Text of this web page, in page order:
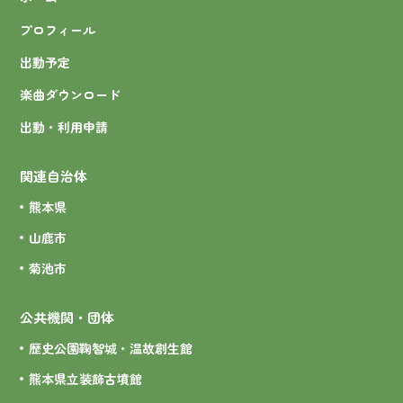
プロフィール
出動予定
楽曲ダウンロード
出動・利用申請
関連自治体
熊本県
山鹿市
菊池市
公共機関・団体
歴史公園鞠智城・温故創生館
熊本県立装飾古墳館